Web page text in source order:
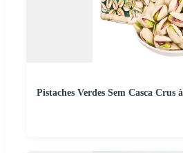
Pistaches Verdes Sem Casca Crus